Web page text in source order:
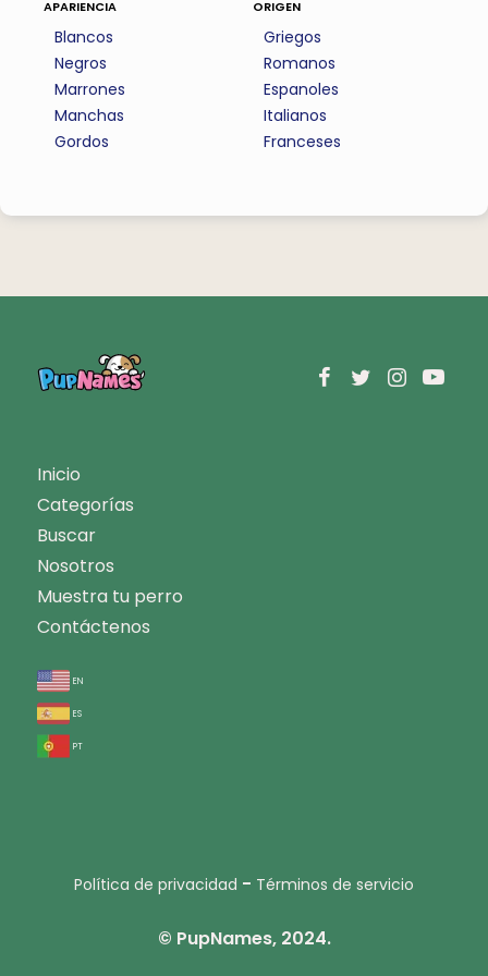
Blancos
Negros
Marrones
Manchas
Gordos
Griegos
Romanos
Espanoles
Italianos
Franceses
Inicio
Categorías
Buscar
Nosotros
Muestra tu perro
Contáctenos
en
es
pt
Política de privacidad - Términos de servicio
© PupNames, 2024.